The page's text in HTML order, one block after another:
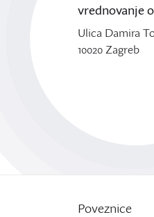
vrednovanje
Ulica Damira
10020 Zagreb
Poveznice